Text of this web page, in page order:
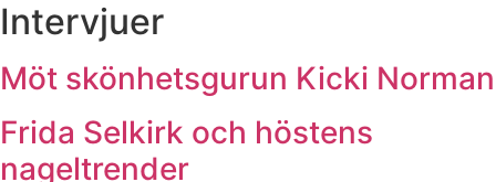
Intervjuer
Möt skönhetsgurun Kicki Norman
Frida Selkirk och höstens
nageltrender